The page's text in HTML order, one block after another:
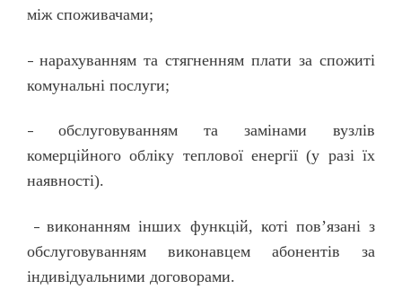
між споживачами;
– нарахуванням та стягненням плати за спожиті
комунальні послуги;
– обслуговуванням та замінами вузлів
комерційного обліку теплової енергії (у разі їх
наявності).
–виконанням інших функцій, коті пов’язані з
обслуговуванням виконавцем абонентів за
індивідуальними договорами.